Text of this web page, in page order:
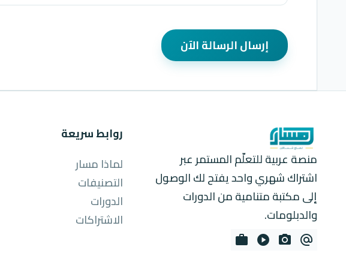
إرسال الرسالة الآن
منصة عربية للتعلّم المستمر عبر
اشتراك شهري واحد يفتح لك الوصول
إلى مكتبة متنامية من الدورات
والدبلومات.
alternate_email
photo_camera
play_circle
work
روابط سريعة
لماذا مسار
التصنيفات
الدورات
الاشتراكات